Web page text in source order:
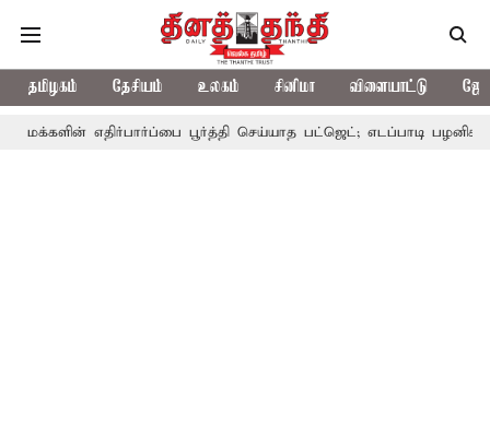
தமிழகம் தேசியம் உலகம் சினிமா விளையாட்டு
பூர்த்தி செய்யாத பட்ஜெட்; எடப்பாடி பழனிசாமி